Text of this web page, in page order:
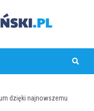
dzięki najnowszemu